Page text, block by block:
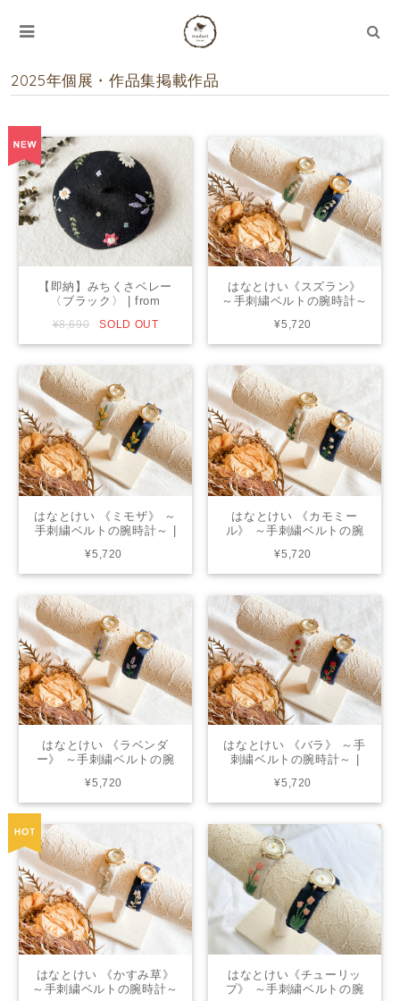
2025年個展・作品集掲載作品
【即納】みちくさベレー
〈ブラック〉 | from
¥8,690 SOLD OUT
はなとけい《スズラン》
～手刺繍ベルトの腕時計～
¥5,720
はなとけい 《ミモザ》 ～
手刺繍ベルトの腕時計～ |
¥5,720
はなとけい 《カモミー
ル》 ～手刺繍ベルトの腕
¥5,720
はなとけい 《ラベンダ
ー》 ～手刺繍ベルトの腕
¥5,720
はなとけい 《バラ》 ～手
刺繍ベルトの腕時計～ |
¥5,720
はなとけい 《かすみ草》
～手刺繍ベルトの腕時計～
はなとけい《チューリッ
プ》 ～手刺繍ベルトの腕